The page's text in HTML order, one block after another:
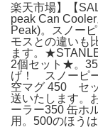
楽天市場】【
peak Can
Peak)。スノー
モスとの違いも
ます。
2個セット★。
げ！ スノーピ
空マグ 450 セ
送いたします。
ーラー350 缶ホ
用。500のほう